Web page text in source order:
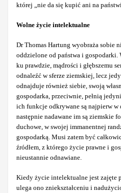
której „nie da się kupić ani na
Wolne życie intelektualne
Dr Thomas Hartung wyobraża sobie
oddzielone od państwa i
ku prawdzie, mądrości i głębszemu
odnaleźć w sferze ziemskiej, lecz
odnajduje również siebie, swoją
gospodarka, przeciwnie, pełnią
ich funkcje odkrywane są najpierw w
następnie nadawane im są ziemskie
duchowe, w swojej immanentnej
gospodarką. Musi zatem być
źródłem, z którego życie prawne i
nieustannie odnawiane.
Kiedy życie intelektualne jest zajęte
ulega ono zniekształceniu i